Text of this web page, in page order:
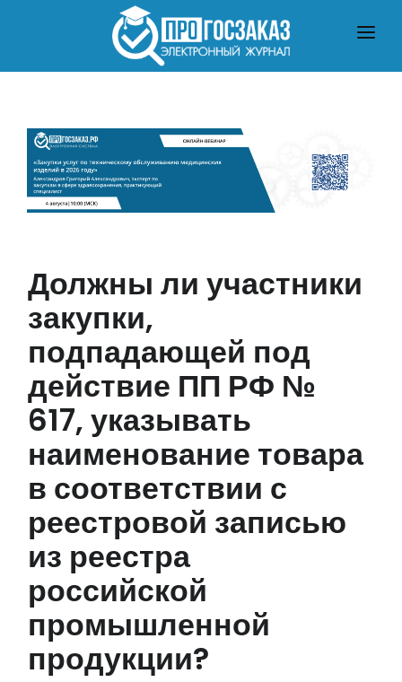
ГЛАВНАЯО ЗАКУПКАХ ПО ЗАКОНУ № 223-ФЗ
Должны ли участники
закупки,
подпадающей под
действие ПП РФ №
617, указывать
наименование товара
в соответствии с
реестровой записью
из реестра
российской
промышленной
продукции?